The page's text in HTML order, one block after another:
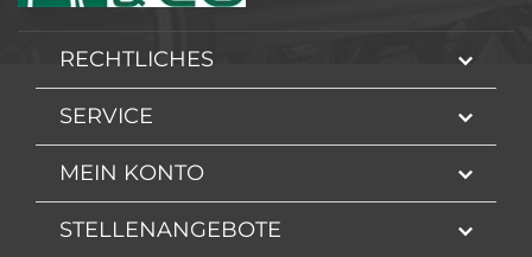
RECHTLICHES
SERVICE
MEIN KONTO
STELLENANGEBOTE